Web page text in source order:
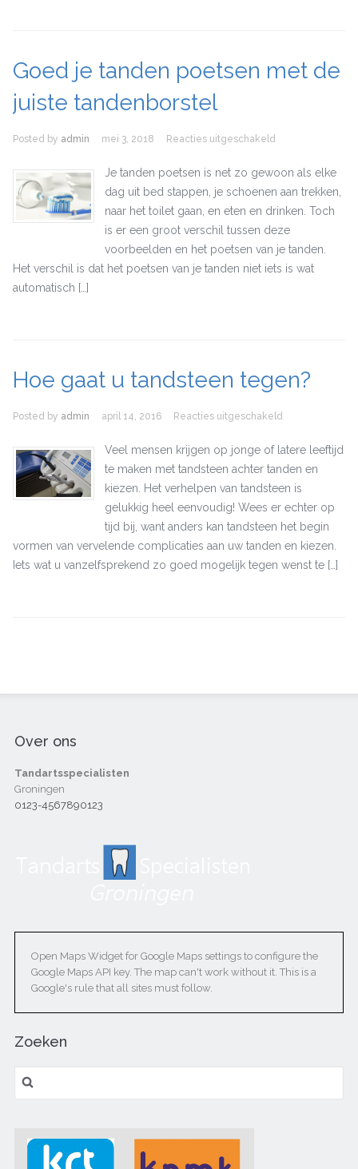
Goed je tanden poetsen met de
juiste tandenborstel
Posted by admin mei 3, 2018 Reacties uitgeschakeld
met de juiste
tandenborstel
Je tanden poetsen is net zo gewoon als elke
dag uit bed stappen, je schoenen aan trekken,
naar het toilet gaan, en eten en drinken. Toch
is er een groot verschil tussen deze
voorbeelden en het poetsen van je tanden.
Het verschil is dat het poetsen van je tanden niet iets is wat
automatisch […]
Hoe gaat u tandsteen tegen?
Posted by admin april 14, 2016 Reacties uitgeschakeld
tegen?
Veel mensen krijgen op jonge of latere leeftijd
te maken met tandsteen achter tanden en
kiezen. Het verhelpen van tandsteen is
gelukkig heel eenvoudig! Wees er echter op
tijd bij, want anders kan tandsteen het begin
vormen van vervelende complicaties aan uw tanden en kiezen.
Iets wat u vanzelfsprekend zo goed mogelijk tegen wenst te […]
Over ons
Tandartsspecialisten
Groningen
0123-4567890123
Open Maps Widget for Google Maps settings to configure the
Google Maps API key. The map can't work without it. This is a
Google's rule that all sites must follow.
Zoeken
Zoeken naar: